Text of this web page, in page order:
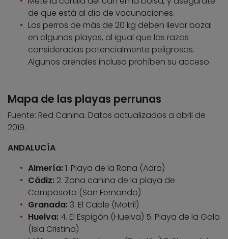
de que está al día de vacunaciones.
Los perros de más de 20 kg deben llevar bozal
en algunas playas, al igual que las razas
consideradas potencialmente peligrosas.
Algunos arenales incluso prohíben su acceso.
Mapa de las playas perrunas
Fuente: Red Canina. Datos actualizados a abril de
2019.
ANDALUCÍA
Almería:1. Playa de la Rana (Adra)
Cádiz: 2. Zona canina de la playa de
Camposoto (San Fernando)
Granada: 3. El Cable (Motril)
Huelva: 4. El Espigón (Huelva) 5. Playa de la Gola
(Isla Cristina)